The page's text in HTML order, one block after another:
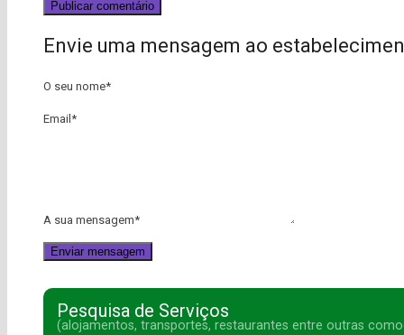
Envie uma mensagem ao
O seu nome*
Email *
A sua mensagem*
Pesquisa de Serviços
(alojamentos, transportes, restaurantes entre outras